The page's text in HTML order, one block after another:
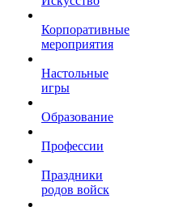
Корпоративные
мероприятия
Настольные
игры
Образование
Профессии
Праздники
родов войск